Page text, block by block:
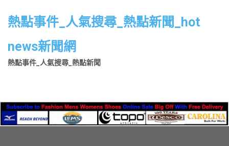
熱點事件_人氣搜尋_熱點新聞_hot
news新聞網
熱點事件_人氣搜尋_熱點新聞